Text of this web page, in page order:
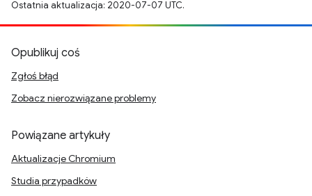
Ostatnia aktualizacja: 2020-07-07 UTC.
Opublikuj coś
Zgłoś błąd
Zobacz nierozwiązane problemy
Powiązane artykuły
Aktualizacje Chromium
Studia przypadków